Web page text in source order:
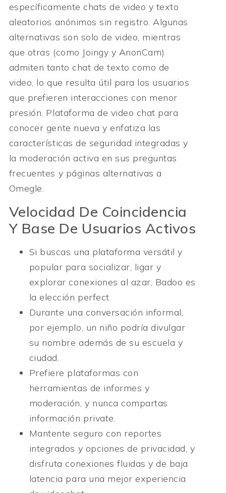
específicamente chats de video y texto
aleatorios anónimos sin registro. Algunas
alternativas son solo de video, mientras
que otras (como Joingy y AnonCam)
admiten tanto chat de texto como de
video, lo que resulta útil para los usuarios
que prefieren interacciones con menor
presión. Plataforma de video chat para
conocer gente nueva y enfatiza las
características de seguridad integradas y
la moderación activa en sus preguntas
frecuentes y páginas alternativas a
Omegle.
Velocidad De Coincidencia
Y Base De Usuarios Activos
Si buscas una plataforma versátil y
popular para socializar, ligar y
explorar conexiones al azar, Badoo es
la elección perfect.
Durante una conversación informal,
por ejemplo, un niño podría divulgar
su nombre además de su escuela y
ciudad.
Prefiere plataformas con
herramientas de informes y
moderación, y nunca compartas
información private.
Mantente seguro con reportes
integrados y opciones de privacidad, y
disfruta conexiones fluidas y de baja
latencia para una mejor experiencia